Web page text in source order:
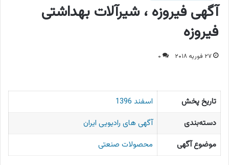
آگهی فیروزه ، شیرآلات بهداشتی
فیروزه
۲۷ فوریه ۲۰۱۸ ۰
تاریخ پخش
اسفند 1396
دسته‌بندی
آگهی های رادیویی ایران
موضوع آگهی
محصولات صنعتی